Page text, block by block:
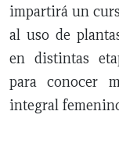
impartirá un
al uso de
en distintas
para conocer
integral